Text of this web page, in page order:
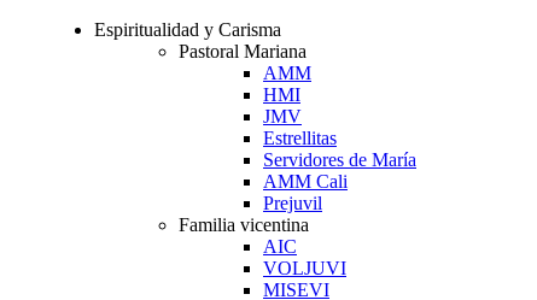
Espiritualidad y Carisma
Pastoral Mariana
AMM
HMI
JMV
Estrellitas
Servidores de María
AMM Cali
Prejuvil
Familia vicentina
AIC
VOLJUVI
MISEVI